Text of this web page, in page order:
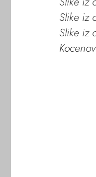
Slike iz
Slike iz